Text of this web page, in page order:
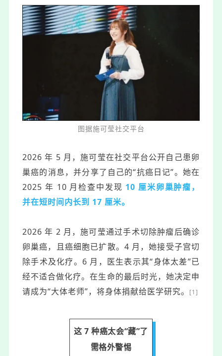
图据施可莹社交平台
2026 年 5 月，施可莹在社交平台公开自己患卵
巢癌的消息，并分享了自己的“抗癌日记”。她在
2025 年 10 月检查中发现 10 厘米卵巢肿瘤，
并在短时间内长到 17 厘米。
2026 年 2 月，施可莹通过手术切除肿瘤后确诊
卵巢癌，且癌细胞已扩散。4 月，她接受子宫切
除手术及化疗。6 月，医生表示其“身体太差”已
经不适合做化疗。在生命的最后时光， 她决定申
请成为“大体老师”，将身体捐献给医学研究。
[1]
这 7 种癌太会“藏”了
需格外警惕